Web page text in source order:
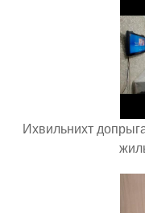
Ихвильнихт